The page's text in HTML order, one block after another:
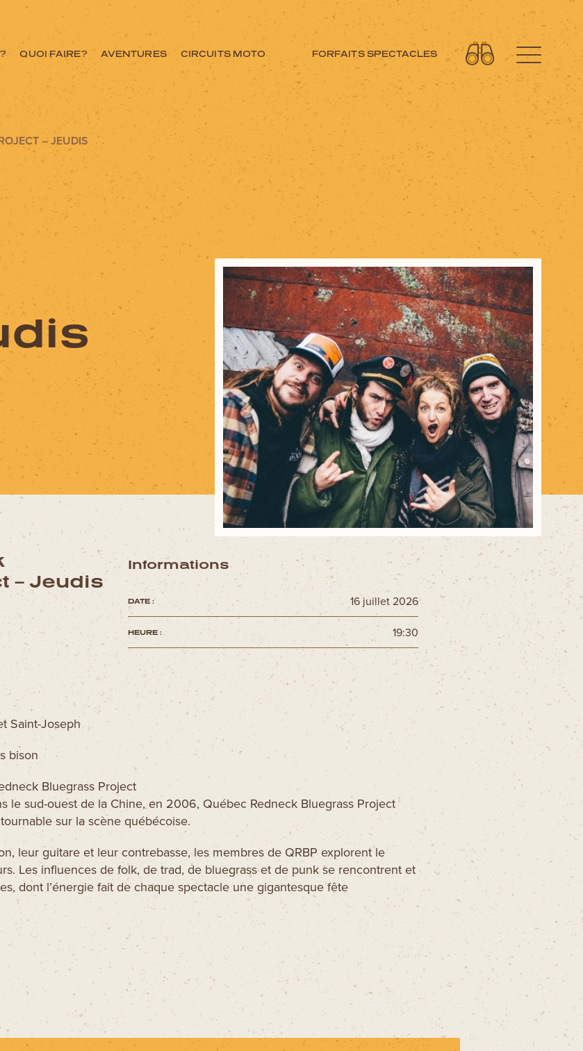
QUOI FAIRE? AVENTURES CIRCUITS MOTO FORFAITS SPECTACLES
Découvrez aussi
Circuits moto
Forfaits spectacles
Cartes et brochures
Accueil de groupe
La Tuque et ses régions
Ski La Tuque
Concours
Infos pratiques
Nous joindre
– JEUDIS
– Jeudis
Informations
DATE : 16 juillet 2026
HEURE : 19:30
Saint-Joseph
bison
Bluegrass Project
le sud-ouest de la Chine, en 2006, Québec Redneck Bluegrass Project
sur la scène québécoise.
leur guitare et leur contrebasse, les membres de QRBP explorent le
Les influences de folk, de trad, de bluegrass et de punk se rencontrent et
dont l’énergie fait de chaque spectacle une gigantesque fête